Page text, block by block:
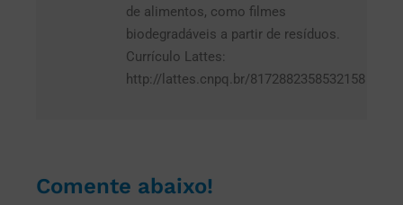
de alimentos, como filmes
biodegradáveis a partir de resíduos.
Currículo Lattes:
http://lattes.cnpq.br/8172882358532158
Comente abaixo!